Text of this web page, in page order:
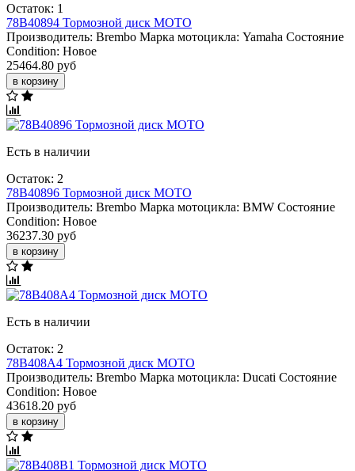
Остаток: 1
78B40894 Тормозной диск МОТО
Производитель: Brembo Марка мотоцикла: Yamaha Состояние
Condition: Новое
25464.80 руб
в корзину
Есть в наличии
Остаток: 2
78B40896 Тормозной диск МОТО
Производитель: Brembo Марка мотоцикла: BMW Состояние
Condition: Новое
36237.30 руб
в корзину
Есть в наличии
Остаток: 2
78B408A4 Тормозной диск МОТО
Производитель: Brembo Марка мотоцикла: Ducati Состояние
Condition: Новое
43618.20 руб
в корзину